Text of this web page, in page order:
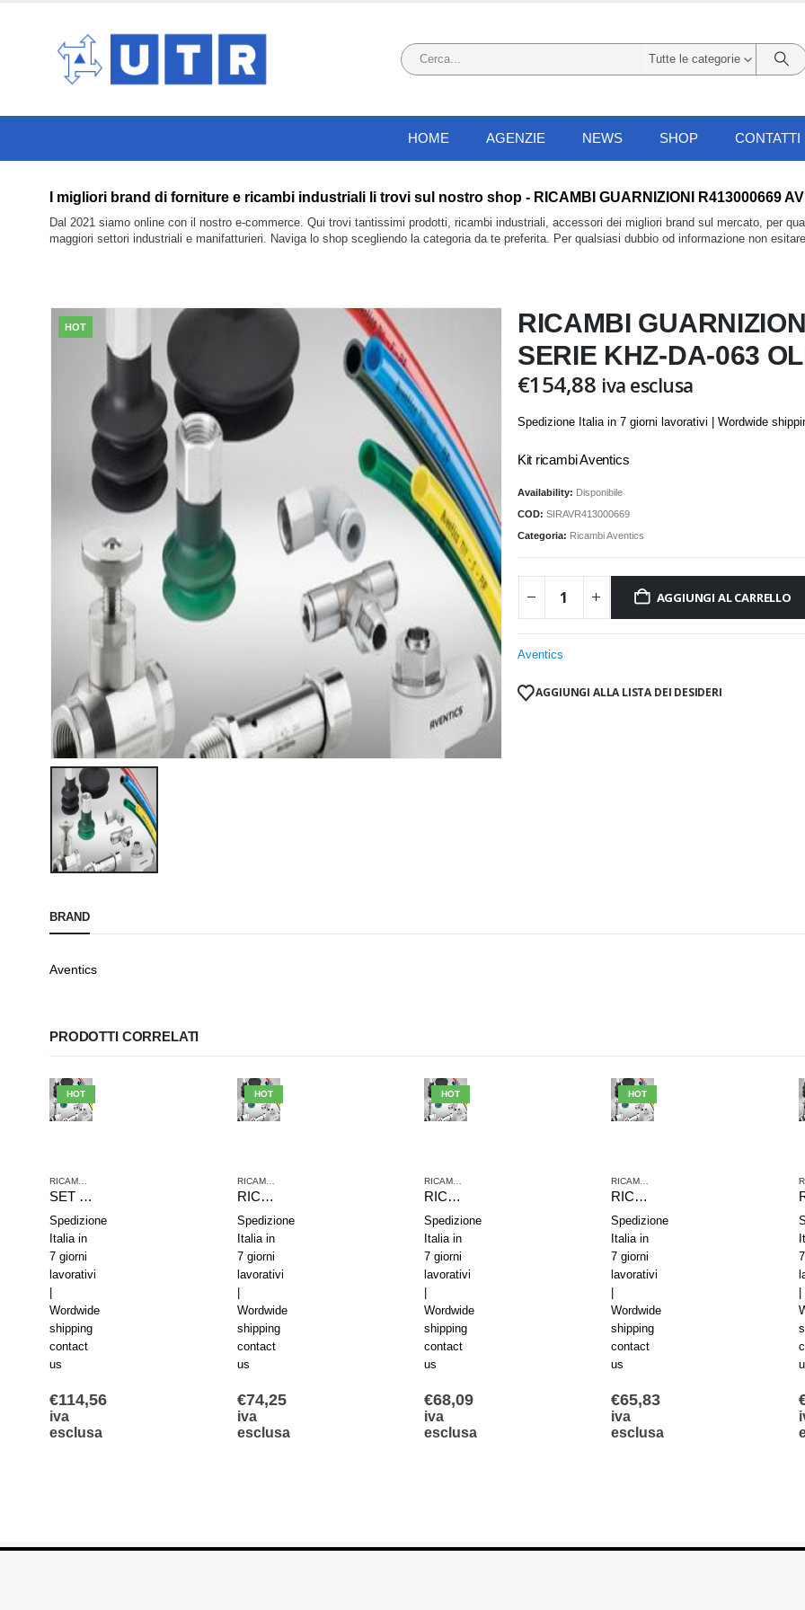
Tutte le categorie
HOME AGENZIE NEWS SHOP CONTATTI
I migliori brand di forniture e ricambi industriali li trovi sul nostro shop - RICAMBI GUARNIZIONI R413000669
Dal 2021 siamo online con il nostro e-commerce. Qui trovi tantissimi prodotti, ricambi industriali, accessori dei migliori brand sul mercato, per
maggiori settori industriali e manifatturieri. Naviga lo shop scegliendo la categoria da te preferita. Per qualsiasi dubbio od informazione non
HOT
RICAMBI
SERIE KHZ-DA-063
€154,88 iva esclusa
Spedizione Italia in 7 giorni lavorativi | Wordwide
Kit ricambi Aventics
Availability: Disponibile
COD: SIRAVR413000669
Categoria: Ricambi Aventics
AGGIUNGI AL CARRELLO
Aventics
AGGIUNGI ALLA LISTA DEI DESIDERI
BRAND
Aventics
PRODOTTI CORRELATI
HOT
RICAMBI AVENTICS
SET RICAMBI 1827004817 AVENTICS SERIE PRA C10A D160-200 RODS KIT
Spedizione
Italia in
7 giorni
lavorativi
Wordwide
shipping
contact
us
€114,56
iva
esclusa
HOT
RICAMBI AVENTICS
RICAMBI GUARNIZIONI 0490394508 AVENTICS SERIE 167/168-050
Spedizione
Italia in
7 giorni
lavorativi
Wordwide
shipping
contact
us
€74,25
iva
esclusa
HOT
RICAMBI AVENTICS
RICAMBI GUARNIZIONI 0490394303 AVENTICS SERIE 167/168-032
Spedizione
Italia in
7 giorni
lavorativi
Wordwide
shipping
contact
us
€68,09
iva
esclusa
HOT
RICAMBI AVENTICS
RICAMBI GUARNIZIONI 0490368000 AVENTICS PER MINICILINDRI SERIE 130 DMR. 12
Spedizione
Italia in
7 giorni
lavorativi
Wordwide
shipping
contact
us
€65,83
iva
esclusa